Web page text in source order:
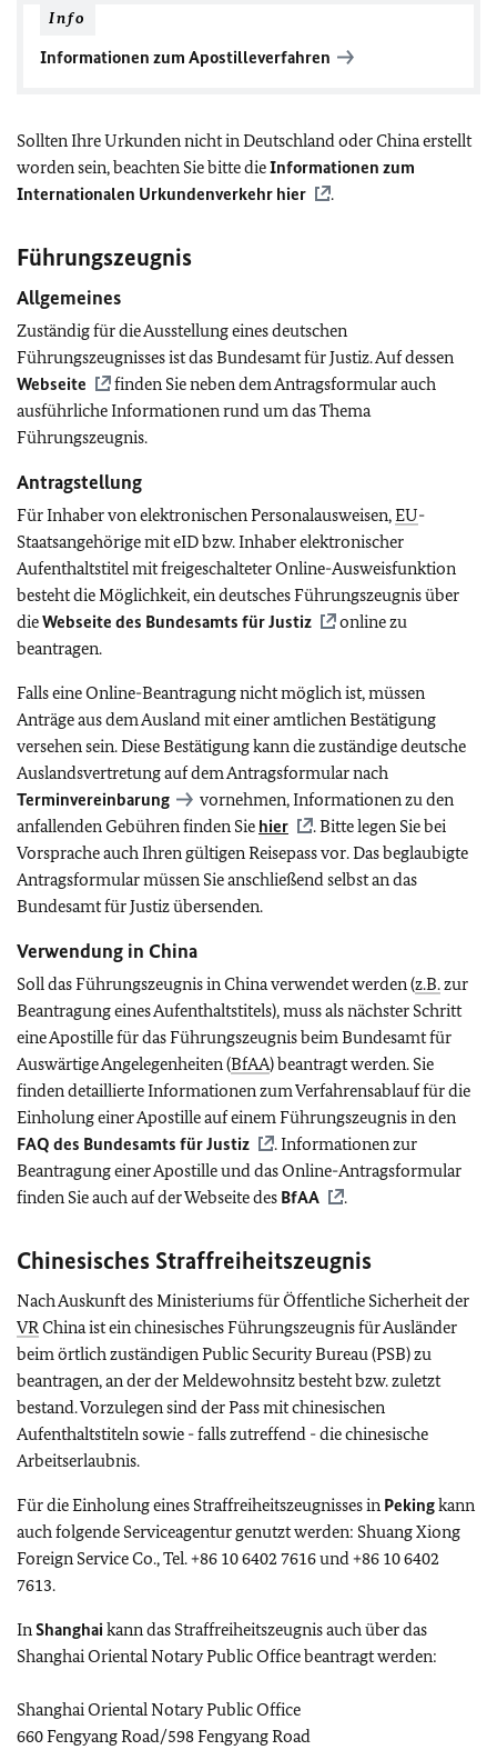
Info
Informationen zum Apostilleverfahren
Sollten Ihre Urkunden nicht in Deutschland oder China erstellt
worden sein, beachten Sie bitte dieInformationen zum
Internationalen Urkundenverkehr hier .
Führungszeugnis
Allgemeines
Zuständig für die Ausstellung eines deutschen
Führungszeugnisses ist das Bundesamt für Justiz. Auf dessen
Webseite
finden Sieneben dem Antragsformular auch
ausführliche Informationen rund um das Thema
Führungszeugnis.
Antragstellung
Für Inhaber von elektronischen Personalausweisen,EU-
Staatsangehörige mit eIDbzw. Inhaber elektronischer
Aufenthaltstitel mit freigeschalteter Online-Ausweisfunktion
besteht die Möglichkeit, ein deutsches Führungszeugnis über
dieWebseite des Bundesamts für Justiz
online zu
beantragen.
Falls eine Online-Beantragung nicht möglich ist, müssen
Anträge aus dem Ausland mit einer amtlichen Bestätigung
versehen sein. Diese Bestätigung kann die zuständige deutsche
Auslandsvertretung auf dem Antragsformular nach
Terminvereinbarung
vornehmen,Informationen zu den
anfallenden Gebühren finden Sie hier
. Bitte legen Sie bei
Vorsprache auch Ihren gültigen Reisepass vor.Das beglaubigte
Antragsformular müssen Sie anschließend selbst an das
Bundesamt für Justiz übersenden.
Verwendung in China
Soll das Führungszeugnis in China verwendet werden (z.B.zur
Beantragung eines Aufenthaltstitels), muss als nächster Schritt
eine Apostille für das Führungszeugnisbeim Bundesamt für
Auswärtige Angelegenheiten (BfAA) beantragt werden. Sie
finden detaillierte Informationen zum Verfahrensablauf für die
Einholung einer Apostille auf einem Führungszeugnis in den
FAQ des Bundesamts für Justiz
. Informationen zur
Beantragung einer Apostille und das Online-Antragsformular
finden Sie auch auf der Webseite des BfAA .
Chinesisches Straffreiheitszeugnis
Nach Auskunft des Ministeriums für Öffentliche Sicherheit der
VRChina ist ein chinesisches Führungszeugnis für Ausländer
beim örtlich zuständigen Public Security Bureau (PSB) zu
beantragen, an der der Meldewohnsitz besteht bzw. zuletzt
bestand. Vorzulegen sind der Pass mit chinesischen
Aufenthaltstiteln sowie - falls zutreffend - die chinesische
Arbeitserlaubnis.
Für die Einholung eines Straffreiheitszeugnisses in Pekingkann
auch folgende Serviceagentur genutzt werden: Shuang Xiong
Foreign Service Co., Tel. +86 10 6402 7616 und +86 10 6402
7613.
InShanghaikann das Straffreiheitszeugnis auchüber das
ShanghaiOrientalNotary Public Office beantragt werden:
Shanghai Oriental Notary Public Office
660 Fengyang Road/598 Fengyang Road